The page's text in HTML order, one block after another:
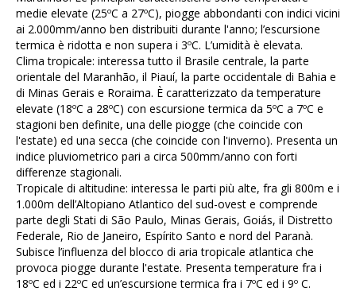
medie elevate (25ºC a 27ºC), piogge abbondanti con indici vicini
ai 2.000mm/anno ben distribuiti durante l'anno; l’escursione
termica è ridotta e non supera i 3ºC. L’umidità è elevata.
Clima tropicale: interessa tutto il Brasile centrale, la parte
orientale del Maranhão, il Piauí, la parte occidentale di Bahia e
di Minas Gerais e Roraima. È caratterizzato da temperature
elevate (18ºC a 28ºC) con escursione termica da 5ºC a 7ºC e
stagioni ben definite, una delle piogge (che coincide con
l'estate) ed una secca (che coincide con l'inverno). Presenta un
indice pluviometrico pari a circa 500mm/anno con forti
differenze stagionali.
Tropicale di altitudine: interessa le parti più alte, fra gli 800m e i
1.000m dell’Altopiano Atlantico del sud-ovest e comprende
parte degli Stati di São Paulo, Minas Gerais, Goiás, il Distretto
Federale, Rio de Janeiro, Espírito Santo e nord del Paranà.
Subisce l’influenza del blocco di aria tropicale atlantica che
provoca piogge durante l'estate. Presenta temperature fra i
18ºC ed i 22ºC ed un’escursione termica fra i 7ºC ed i 9º C.